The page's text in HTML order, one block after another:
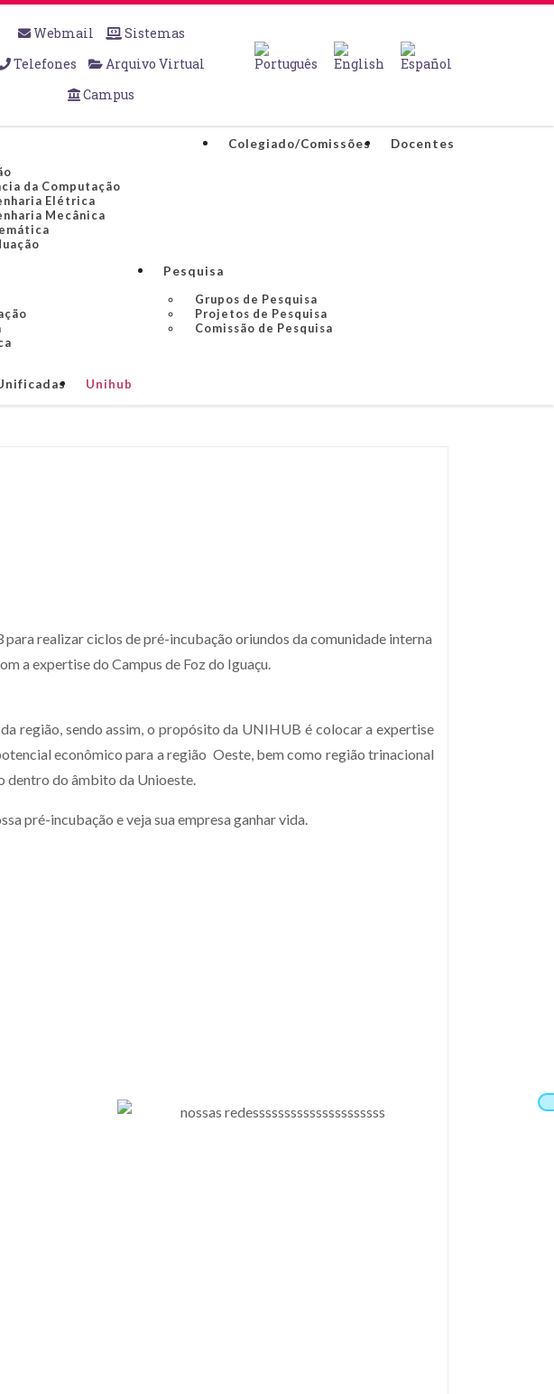
Webmail
Sistemas
Telefones
Arquivo Virtual
Campus
da Computação
Elétrica
Mecânica
Colegiado/Comissões Docentes
Pesquisa
Grupos de Pesquisa
Projetos de Pesquisa
Comissão de Pesquisa
Unihub
realizar ciclos de pré-incubação oriundos da comunidade interna
a expertise do Campus de Foz do Iguaçu.
região, sendo assim, o propósito da UNIHUB é colocar a expertise
econômico para a região Oeste, bem como região trinacional
dentro do âmbito da Unioeste.
pré-incubação e veja sua empresa ganhar vida.